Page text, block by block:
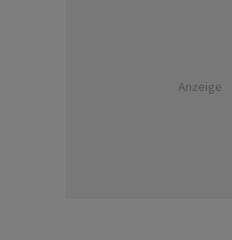
Anzeige